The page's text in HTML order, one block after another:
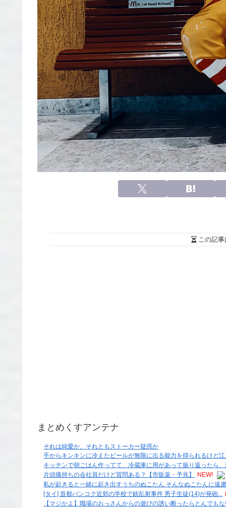
この記事
まとめくすアンテナ
それは純愛か、それともストーカー疑惑か
手からキンキンに冷えたビールが無限に出る能力を得られるけど
キッチンで朝ごはん作ってて、冷蔵庫に用があって振り返ったら
片頭痛持ちの会社員だけど質問ある？【市販薬・予兆】
NEW!
私が起きると一緒に起き出すうちのぬこたん そんなぬこたんに遠
[タイ] 首都バンコク近郊の学校で銃乱射事件 男子生徒(14)が発砲...
【マジかよ】職場のおっさんからの遊びの誘い断ったらとんでも